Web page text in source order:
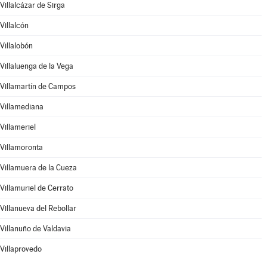
Villalcázar de Sirga
Villalcón
Villalobón
Villaluenga de la Vega
Villamartín de Campos
Villamediana
Villameriel
Villamoronta
Villamuera de la Cueza
Villamuriel de Cerrato
Villanueva del Rebollar
Villanuño de Valdavia
Villaprovedo